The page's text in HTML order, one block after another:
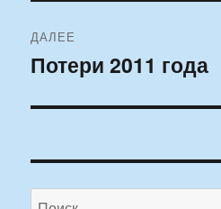
ДАЛЕЕ
Следующая
Потери 2011 года
Искать: